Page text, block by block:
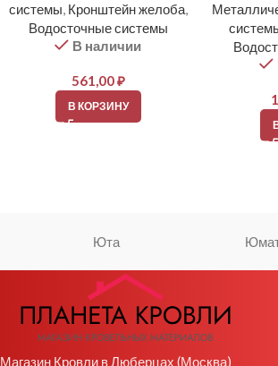
системы, Кронштейн желоба,
Водосточные системы
В наличии
561,00₽
В КОРЗИНУ
Юта
Магазин Кровли в Люберцах (Москва)